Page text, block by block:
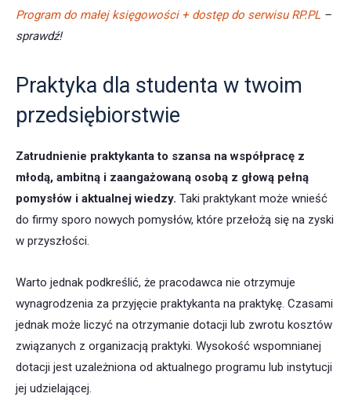
Program do małej księgowości + dostęp do serwisu RP.PL –
sprawdź!
Praktyka dla studenta w twoim
przedsiębiorstwie
Zatrudnienie praktykanta to szansa na współpracę z
młodą, ambitną i zaangażowaną osobą z głową pełną
pomysłów i aktualnej wiedzy. Taki praktykant może wnieść
do firmy sporo nowych pomysłów, które przełożą się na zyski
w przyszłości.
Warto jednak podkreślić, że pracodawca nie otrzymuje
wynagrodzenia za przyjęcie praktykanta na praktykę. Czasami
jednak może liczyć na otrzymanie dotacji lub zwrotu kosztów
związanych z organizacją praktyki. Wysokość wspomnianej
dotacji jest uzależniona od aktualnego programu lub instytucji
jej udzielającej.